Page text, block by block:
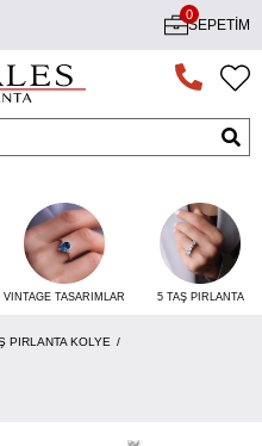
SEPETIM
0
VINTAGE TASARIMLAR 5 TAŞ PIRLANTA
PIRLANTA KOLYE